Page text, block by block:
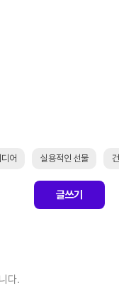
어 실용적인 선물
글쓰기
다.